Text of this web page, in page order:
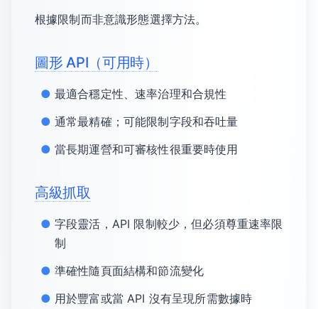
根據限制而非意識形態選擇方法。
圖形 API（可用時）
最適合穩定性、速率治理和合規性
通常最精確；可能限制字段和吞吐量
當長期運營和可審核性很重要時使用
高級抓取
字段靈活，API 限制較少，但必須尊重速率限
制
準確性隨頁面結構和節流變化
用於豐富或當 API 沒有呈現所需數據時